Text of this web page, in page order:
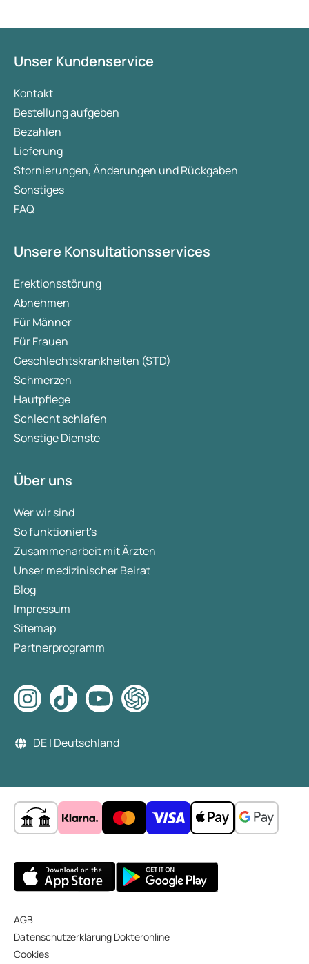
Unser Kundenservice
Kontakt
Bestellung aufgeben
Bezahlen
Lieferung
Stornierungen, Änderungen und Rückgaben
Sonstiges
FAQ
Unsere Konsultationsservices
Erektionsstörung
Abnehmen
Für Männer
Für Frauen
Geschlechtskrankheiten (STD)
Schmerzen
Hautpflege
Schlecht schlafen
Sonstige Dienste
Über uns
Wer wir sind
So funktioniert's
Zusammenarbeit mit Ärzten
Unser medizinischer Beirat
Blog
Impressum
Sitemap
Partnerprogramm
DE | Deutschland
AGB
Datenschutzerklärung Dokteronline
Cookies